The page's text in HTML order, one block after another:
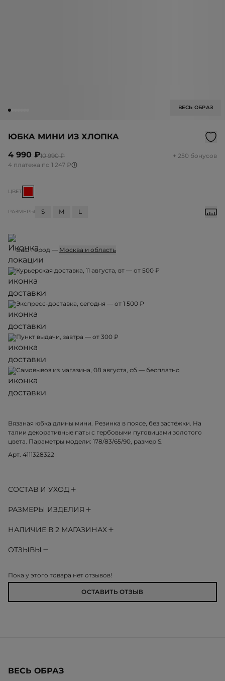
ВЕСЬ ОБРАЗ
ЮБКА МИНИ ИЗ ХЛОПКА
4 990 ₽10 990 ₽
+ 250 бонусов
4 платежа по 1 247 ₽
ЦВЕТ
РАЗМЕРЫ S M L
Ваш город — Москва и область
Курьерская доставка, 11 августа, вт — от 500 ₽
Экспресс-доставка, сегодня — от 1 500 ₽
Пункт выдачи, завтра — от 300 ₽
Самовывоз из магазина, 08 августа, сб — бесплатно
Вязаная юбка длины мини. Резинка в поясе, без застёжки. На
талии декоративные паты с гербовыми пуговицами золотого
цвета. Параметры модели: 178/83/65/90, размер S.
Арт. 4111328322
СОСТАВ И УХОД
РАЗМЕРЫ ИЗДЕЛИЯ
НАЛИЧИЕ В 2 МАГАЗИНАХ
ОТЗЫВЫ
Пока у этого товара нет отзывов!
ОСТАВИТЬ ОТЗЫВ
ВЕСЬ ОБРАЗ